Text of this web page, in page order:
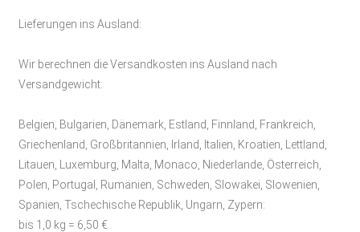
Lieferungen ins Ausland:
Wir berechnen die Versandkosten ins Ausland nach
Versandgewicht:
Belgien, Bulgarien, Dänemark, Estland, Finnland, Frankreich,
Griechenland, Großbritannien, Irland, Italien, Kroatien, Lettland,
Litauen, Luxemburg, Malta, Monaco, Niederlande, Österreich,
Polen, Portugal, Rumänien, Schweden, Slowakei, Slowenien,
Spanien, Tschechische Republik, Ungarn, Zypern:
bis 1,0 kg = 6,50 €